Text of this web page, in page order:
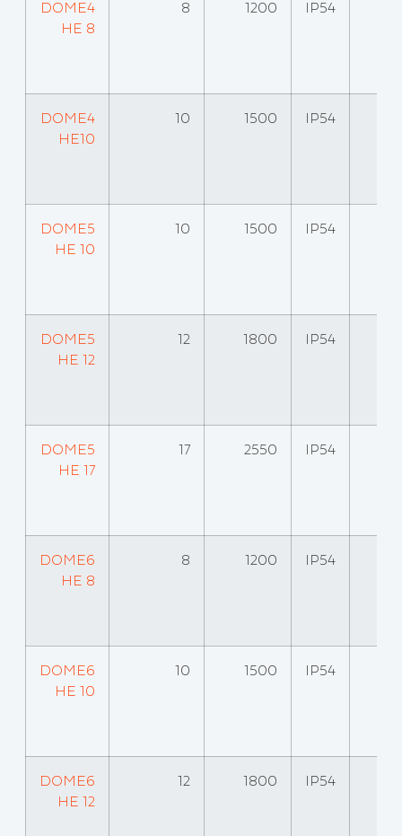
DOME4
HE 8
8 1200 IP54
DOME4
HE10
10 1500 IP54
DOME5
HE 10
10 1500 IP54
DOME5
HE 12
12 1800 IP54
DOME5
HE 17
17 2550 IP54
DOME6
HE 8
8 1200 IP54
DOME6
HE 10
10 1500 IP54
DOME6
HE 12
12 1800 IP54